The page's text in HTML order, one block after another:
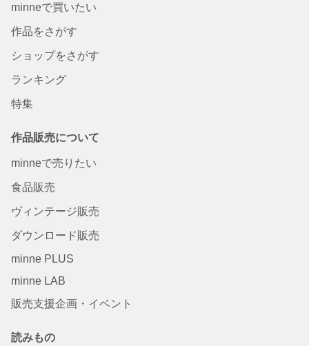
minneで買いたい
作品をさがす
ショップをさがす
ランキング
特集
作品販売について
minneで売りたい
食品販売
ヴィンテージ販売
ダウンロード販売
minne PLUS
minne LAB
販売支援企画・イベント
読みもの